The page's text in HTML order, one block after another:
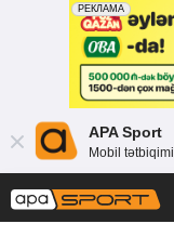
APA Sport
Mobil